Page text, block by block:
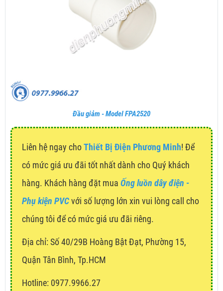
Đầu giảm - Model FPA2520
Liên hệ ngay choThiết Bị Điện Phương Minh! Để
có mức giá ưu đãi tốt nhất dành cho Quý khách
hàng. Khách hàng đặt mua Ống luồn dây điện -
Phụ kiện PVCvới số lượng lớn xin vui lòng call cho
chúng tôi để có mức giá ưu đãi riêng.
Địa chỉ: Số 40/29B Hoàng Bật Đạt, Phường 15,
Quận Tân Bình, Tp.HCM
Hotline: 0977.9966.27